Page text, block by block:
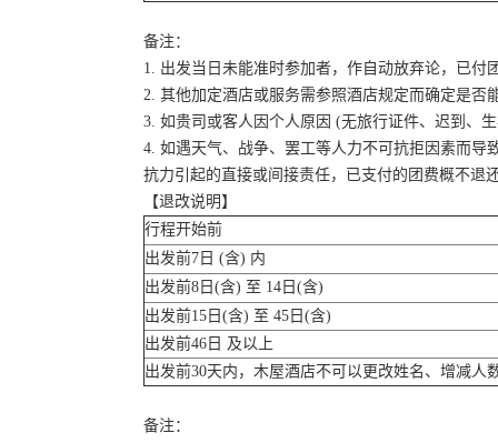
备注：
1. 出发当日未能准时参加者，作自动放弃论，已付
2. 其他加定酒店或服务需参照酒店规定而确定是否
3. 如贵司或客人因个人原因 (无旅行证件、迟到、
4. 如遇天气、战争、罢工等人力不可抗拒因素而
抗力引起的直接或间接责任，已支付的团费概不退
【退改说明】
行程开始前
出发前7日 (含) 内
出发前8日(含) 至 14日(含)
出发前15日(含) 至 45日(含)
出发前46日 及以上
出发前30天内，木屋酒店不可以更改姓名、增减人
备注：